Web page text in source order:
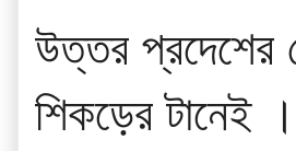
উত্তর প্রদেশের
শিকড়ের টানেই